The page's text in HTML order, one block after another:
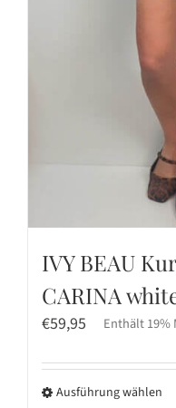
IVY BEAU
CARINA
€59,95 Enthält 19%
Ausführung wählen